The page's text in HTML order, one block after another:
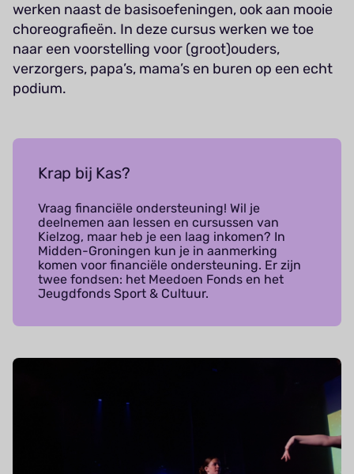
werken naast de basisoefeningen, ook aan mooie
choreografieën. In deze cursus werken we toe
naar een voorstelling voor (groot)ouders,
verzorgers, papa’s, mama’s en buren op een echt
podium.
Krap bij Kas?
Vraag financiële ondersteuning! Wil je
deelnemen aan lessen en cursussen van
Kielzog, maar heb je een laag inkomen? In
Midden-Groningen kun je in aanmerking
komen voor financiële ondersteuning. Er zijn
twee fondsen: het Meedoen Fonds en het
Jeugdfonds Sport & Cultuur.